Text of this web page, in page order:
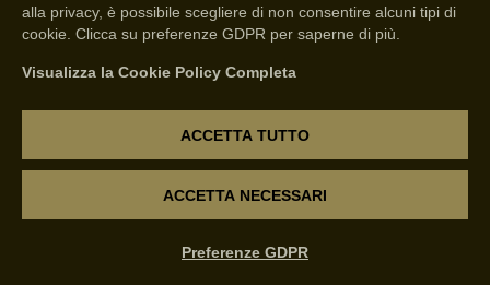
Verona 19/09/2022 5min
La cantina veronese è in corsa
per il titolo di migliore azienda
vinicola europea, un
riconoscimento alla sua capacità
di innovazione, sia attraverso
alla privacy, è possibile scegliere di non consentire alcuni tipi di
cookie. Clicca su preferenze GDPR per saperne di più.
Visualizza la Cookie Policy Completa
ACCETTA TUTTO
ACCETTA NECESSARI
Preferenze GDPR